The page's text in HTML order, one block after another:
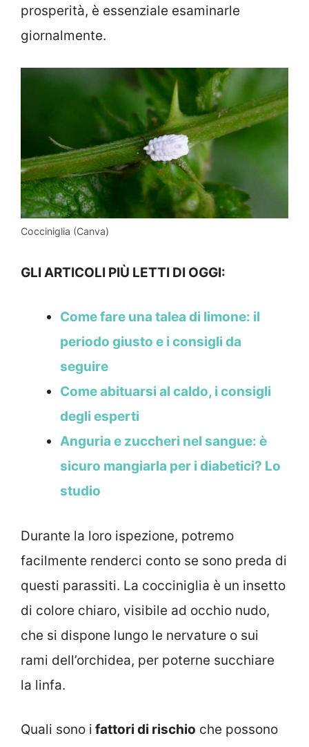
prosperità, è essenziale esaminarle
giornalmente.
Cocciniglia (Canva)
GLI ARTICOLI PIÙ LETTI DI OGGI:
Come fare una talea di limone: il
periodo giusto e i consigli da
seguire
Come abituarsi al caldo, i consigli
degli esperti
Anguria e zuccheri nel sangue: è
sicuro mangiarla per i diabetici? Lo
studio
Durante la loro ispezione, potremo
facilmente renderci conto se sono preda di
questi parassiti. La cocciniglia è un insetto
di colore chiaro, visibile ad occhio nudo,
che si dispone lungo le nervature o sui
rami dell’orchidea, per poterne succhiare
la linfa.
Quali sono i fattori di rischio che possono